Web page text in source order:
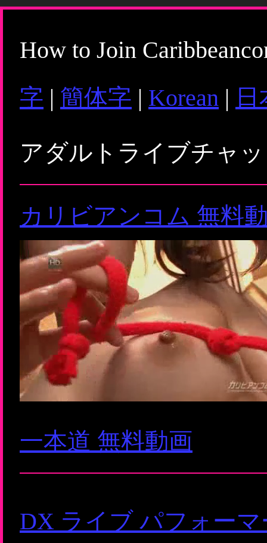
How to Join
字 | 簡体字 | Korean |
アダルトライブチャ
カリビアンコム 無料
一本道 無料動画
DX ライブ パフォー